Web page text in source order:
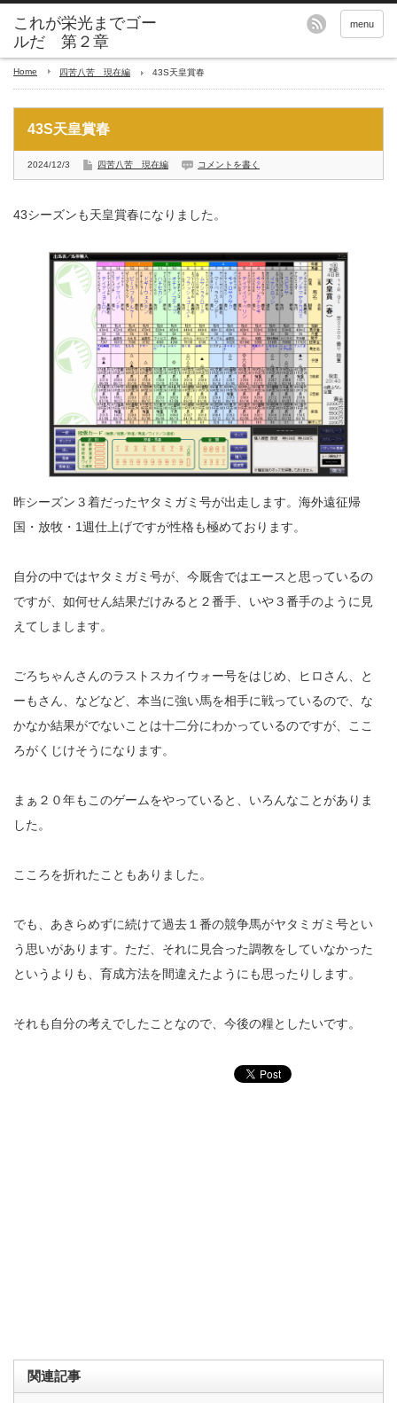
これが栄光までゴー
ルだ 第２章
menu
Home 四苦八苦 現在編 43S天皇賞春
43S天皇賞春
2024/12/3 四苦八苦 現在編 コメントを書く
43シーズンも天皇賞春になりました。
昨シーズン３着だったヤタミガミ号が出走します。海外遠征帰
国・放牧・1週仕上げですが性格も極めております。
自分の中ではヤタミガミ号が、今厩舎ではエースと思っているの
ですが、如何せん結果だけみると２番手、いや３番手のように見
えてしまします。
ごろちゃんさんのラストスカイウォー号をはじめ、ヒロさん、と
ーもさん、などなど、本当に強い馬を相手に戦っているので、な
かなか結果がでないことは十二分にわかっているのですが、ここ
ろがくじけそうになります。
まぁ２０年もこのゲームをやっていると、いろんなことがありま
した。
こころを折れたこともありました。
でも、あきらめずに続けて過去１番の競争馬がヤタミガミ号とい
う思いがあります。ただ、それに見合った調教をしていなかった
というよりも、育成方法を間違えたようにも思ったりします。
それも自分の考えでしたことなので、今後の糧としたいです。
関連記事